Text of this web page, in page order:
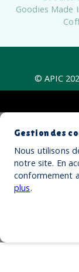
Goodies Made
© APIC
Gestion des
Nous utilisons
notre site. En
conformement
plus.